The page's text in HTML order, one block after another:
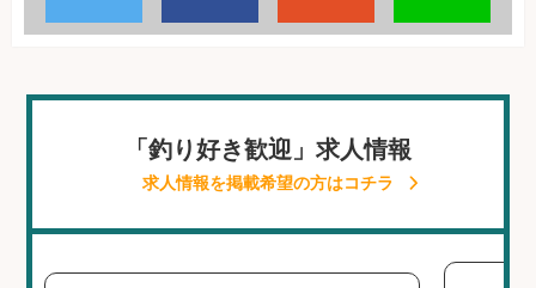
「釣り好き歓迎」求人情報
求人情報を掲載希望の方はコチラ